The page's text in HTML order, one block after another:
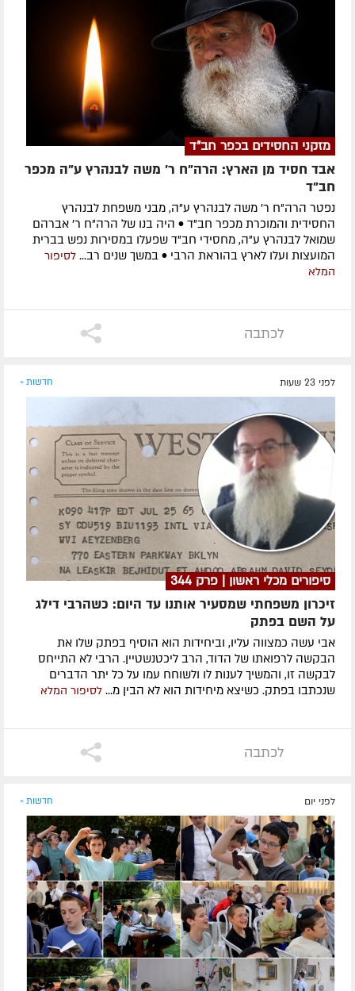
מזקני החסידים בכפר חב"ד
אבד חסיד מן הארץ: הרה"ח ר' משה לבנהרץ ע"ה מכפר
חב"ד
נפטר הרה"ח ר' משה לבנהרץ ע"ה, מבני משפחת לבנהרץ
החסידית והמוכרת מכפר חב"ד • היה בנו של הרה"ח ר' אברהם
שמואל לבנהרץ ע"ה, מחסידי חב"ד שפעלו במסירות נפש בברית
המועצות ועלו לארץ בהוראת הרבי • במשך שנים רב... לסיפור
המלא
לכתבה
לפני 23 שעות חדשות »
סיפורים מכלי ראשון | פרק 344
זיכרון משפחתי שמסעיר אותנו עד היום: כשהרבי דילג
על השם בפתק
אבי עשה כמצווה עליו, וביחידות הוא הוסיף בפתק שלו את
הבקשה לרפואתו של הדוד, הרב ליכטנשטיין. הרבי לא התייחס
לבקשה זו, והמשיך לענות לו ולשוחח עמו על כל יתר הדברים
שנכתבו בפתק. כשיצא מיחידות הוא לא הבין מ... לסיפור המלא
לכתבה
לפני יום חדשות »